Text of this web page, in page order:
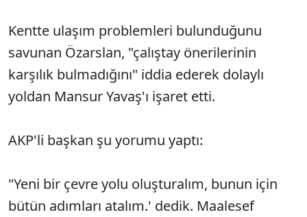
Kentte ulaşım problemleri bulunduğunu
savunan Özarslan, "çalıştay önerilerinin
karşılık bulmadığını" iddia ederek dolaylı
yoldan Mansur Yavaş'ı işaret etti.
AKP'li başkan şu yorumu yaptı:
"Yeni bir çevre yolu oluşturalım, bunun için
bütün adımları atalım.' dedik. Maalesef